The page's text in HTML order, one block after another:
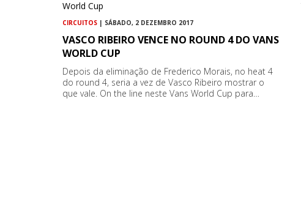
CIRCUITOS | SÁBADO, 2 DEZEMBRO 2017
VASCO RIBEIRO VENCE NO ROUND 4 DO VANS
WORLD CUP
Depois da eliminação de Frederico Morais, no heat 4
do round 4, seria a vez de Vasco Ribeiro mostrar o
que vale. On the line neste Vans World Cup para…